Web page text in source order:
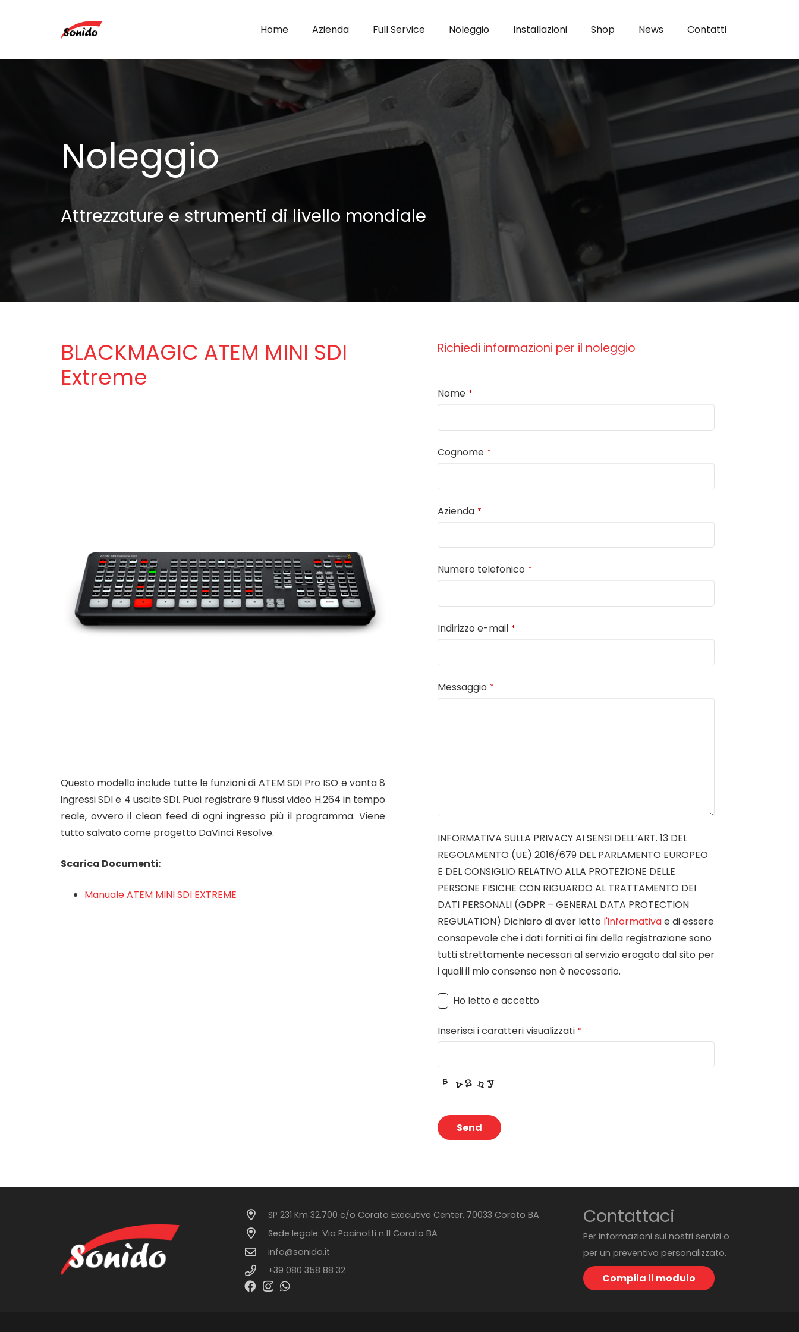
Home Azienda Full Service Noleggio Installazioni Shop News Contatti
Noleggio
Attrezzature e strumenti di livello mondiale
BLACKMAGIC ATEM MINI SDI
Extreme
Questo modello include tutte le funzioni di ATEM SDI Pro ISO e vanta 8
ingressi SDI e 4 uscite SDI. Puoi registrare 9 flussi video H.264 in tempo
reale, ovvero il clean feed di ogni ingresso più il programma. Viene
tutto salvato come progetto DaVinci Resolve.
Scarica Documenti:
Manuale ATEM MINI SDI EXTREME
Richiedi informazioni per il noleggio
Nome *
Cognome *
Azienda *
Numero telefonico *
Indirizzo e-mail *
Messaggio *
INFORMATIVA SULLA PRIVACY AI SENSI DELL’ART. 13 DEL
REGOLAMENTO (UE) 2016/679 DEL PARLAMENTO EUROPEO
E DEL CONSIGLIO RELATIVO ALLA PROTEZIONE DELLE
PERSONE FISICHE CON RIGUARDO AL TRATTAMENTO DEI
DATI PERSONALI (GDPR – GENERAL DATA PROTECTION
REGULATION) Dichiaro di aver letto l'informativae di essere
consapevole che i dati forniti ai fini della registrazione sono
tutti strettamente necessari al servizio erogato dal sito per
i quali il mio consenso non è necessario.
Ho letto e accetto
Inserisci i caratteri visualizzati *
Send
should
SP 231 Km 32,700 c/o Corato Executive Center, 70033 Corato BA
Sede legale: Via Pacinotti n.11 Corato BA
info@sonido.it
+39 080 358 88 32
Contattaci
Per informazioni sui nostri servizi o
per un preventivo personalizzato.
Compila il modulo